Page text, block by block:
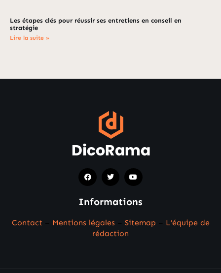
Les étapes clés pour réussir ses entretiens en conseil en
stratégie
Lire la suite »
Informations
Contact Mentions légales Sitemap
L’équipe de
rédaction